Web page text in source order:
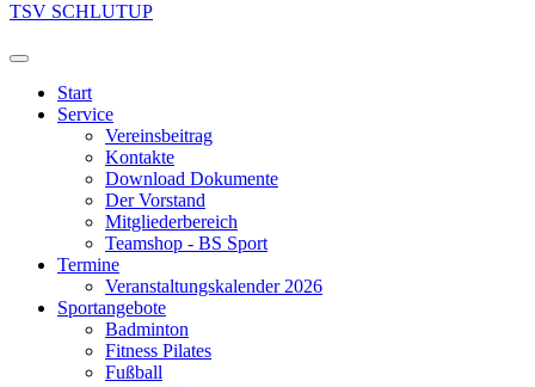
TSV SCHLUTUP
Start
Service
Vereinsbeitrag
Kontakte
Download Dokumente
Der Vorstand
Mitgliederbereich
Teamshop - BS Sport
Termine
Veranstaltungskalender 2026
Sportangebote
Badminton
Fitness Pilates
Fußball